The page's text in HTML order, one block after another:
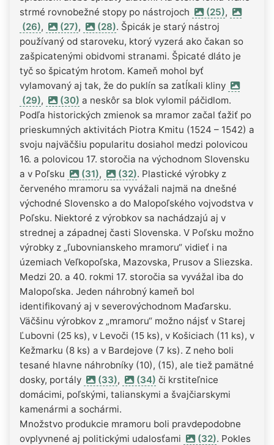
strmé rovnobežné stopy po nástrojoch
(25),
(26), (27), (28). Špicák je starý nástroj
používaný od staroveku, ktorý vyzerá ako čakan so
zašpicatenými obidvomi stranami. Špicaté dláto je
tyč so špicatým hrotom. Kameň mohol byť
vylamovaný aj tak, že do puklín sa zatĺkali kliny
(29), (30) a neskôr sa blok vylomil páčidlom.
Podľa historických zmienok sa mramor začal ťažiť po
prieskumných aktivitách Piotra Kmitu (1524 – 1542) a
svoju najväčšiu popularitu dosiahol medzi polovicou
16. a polovicou 17. storočia na východnom Slovensku
a v Poľsku
(31), (32). Plastické výrobky z
červeného mramoru sa vyvážali najmä na dnešné
východné Slovensko a do Malopoľského vojvodstva v
Poľsku. Niektoré z výrobkov sa nachádzajú aj v
strednej a západnej časti Slovenska. V Poľsku možno
výrobky z „ľubovnianskeho mramoru“ vidieť i na
územiach Veľkopoľska, Mazovska, Prusov a Sliezska.
Medzi 20. a 40. rokmi 17. storočia sa vyvážal iba do
Malopoľska. Jeden náhrobný kameň bol
identifikovaný aj v severovýchodnom Maďarsku.
Väčšinu výrobkov z „mramoru“ možno nájsť v Starej
Ľubovni (25 ks), v Levoči (15 ks), v Košiciach (11 ks), v
Kežmarku (8 ks) a v Bardejove (7 ks). Z neho boli
tesané hlavne náhrobníky (10), (15), ale tiež pamätné
dosky, portály
(33), (34) či krstiteľnice
domácimi, poľskými, talianskymi a švajčiarskymi
kamenármi a sochármi.
Množstvo produkcie mramoru boli pravdepodobne
ovplyvnené aj politickými udalosťami
(32). Pokles